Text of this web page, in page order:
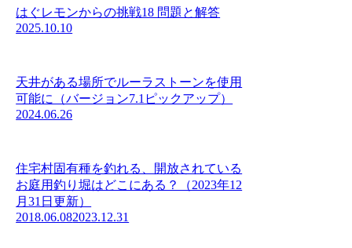
はぐレモンからの挑戦18 問題と解答
2025.10.10
天井がある場所でルーラストーンを使用
可能に（バージョン7.1ピックアップ）
2024.06.26
住宅村固有種を釣れる、開放されている
お庭用釣り堀はどこにある？（2023年12
月31日更新）
2018.06.082023.12.31